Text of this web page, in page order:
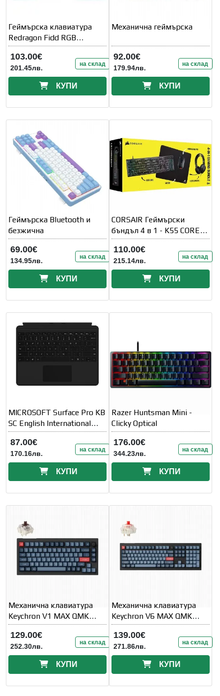
Геймърска клавиатура
Redragon Fidd RGB
K683WB-RGB - бяло/
зелено
103.00€
201.45лв. на склад
КУПИ
Механична геймърска
92.00€
179.94лв. на склад
КУПИ
Геймърска Bluetooth и
безжична
69.00€
134.95лв. на склад
КУПИ
CORSAIR Геймърски
бъндъл 4 в 1 - K55 CORE /
HARPOON RGB PRO /
110.00€
215.14лв. на склад
КУПИ
MICROSOFT Surface Pro KB
SC English International
Black
87.00€
170.16лв. на склад
КУПИ
Razer Huntsman Mini -
Clicky Optical
176.00€
344.23лв. на склад
КУПИ
Механична клавиатура
Keychron V1 MAX QMK
75% Carbon Black -
129.00€
252.30лв. на склад
КУПИ
Механична клавиатура
Keychron V6 MAX QMK
Carbon Black -
139.00€
271.86лв. на склад
КУПИ